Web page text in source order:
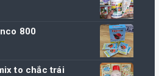
800
to chắc trái